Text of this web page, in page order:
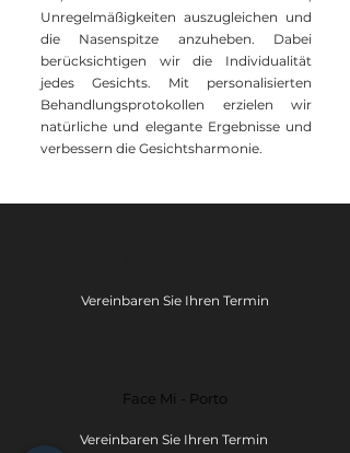
Unregelmäßigkeiten auszugleichen und
die Nasenspitze anzuheben. Dabei
berücksichtigen wir die Individualität
jedes Gesichts. Mit personalisierten
Behandlungsprotokollen erzielen wir
natürliche und elegante Ergebnisse und
verbessern die Gesichtsharmonie.
Vereinbaren Sie Ihren Termin
Face Mi - Porto
Vereinbaren Sie Ihren Termin